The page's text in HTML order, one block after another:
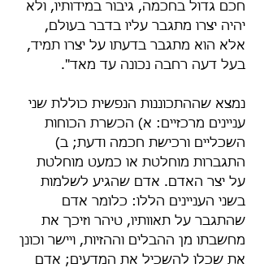
חכם גדול בחכמה, גיבור במידותיו, ולא
יהיה יצרו מתגבר עליו בדבר בעולם,
אלא הוא מתגבר בדעתו על יצרו תמיד,
בעל דעה רחבה נכונה עד מאד".
נמצא שההתכוננות הנפשית כוללת שני
עניינים מרכזיים: א) הכשרת הכוחות
השכליים ורכישת חכמה ודעת; ב)
התגברות מוחלטת או כמעט מוחלטת
על יצר האדם. אדם שהגיע לשלמות
בשני העניינים הללו: כלומר אדם
שהתגבר על תאוותיו, טיהר וזיכך את
מחשבתו מן ההבלים וההזיות, ויישר וכונן
את שכלו להשכיל את המדעים; אדם